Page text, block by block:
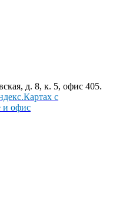
д. 8, к. 5, офис 405.
с
и офис